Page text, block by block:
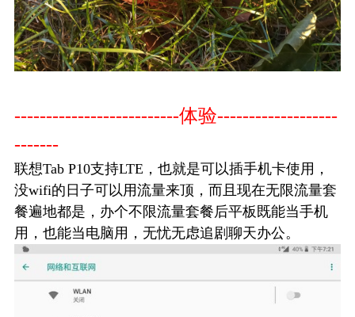
--------------------------体验-------------------
-------
联想Tab P10支持LTE，也就是可以插手机卡使用，
没wifi的日子可以用流量来顶，而且现在无限流量套
餐遍地都是，办个不限流量套餐后平板既能当手机
用，也能当电脑用，无忧无虑追剧聊天办公。